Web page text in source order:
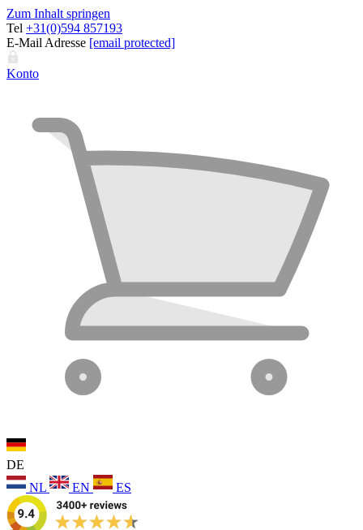
Zum Inhalt springen
Tel +31(0)594 857193
E-Mail Adresse [email protected]
Konto
DE
NL
EN ES